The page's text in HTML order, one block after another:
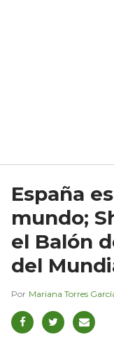
España
mundo;
el Balón
del
Mariana Torres